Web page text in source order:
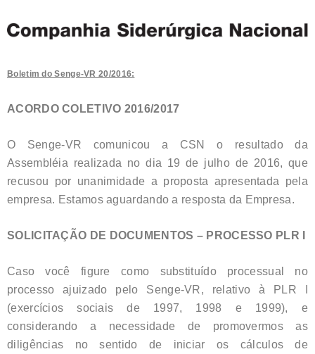
Boletim do Senge-VR 20/2016:
ACORDO COLETIVO 2016/2017
O Senge-VR comunicou a CSN o resultado da
Assembléia realizada no dia 19 de julho de 2016, que
recusou por unanimidade a proposta apresentada pela
empresa. Estamos aguardando a resposta da Empresa.
SOLICITAÇÃO DE DOCUMENTOS – PROCESSO PLR I
Caso você figure como substituído processual no
processo ajuizado pelo Senge-VR, relativo à PLR I
(exercícios sociais de 1997, 1998 e 1999), e
considerando a necessidade de promovermos as
diligências no sentido de iniciar os cálculos de